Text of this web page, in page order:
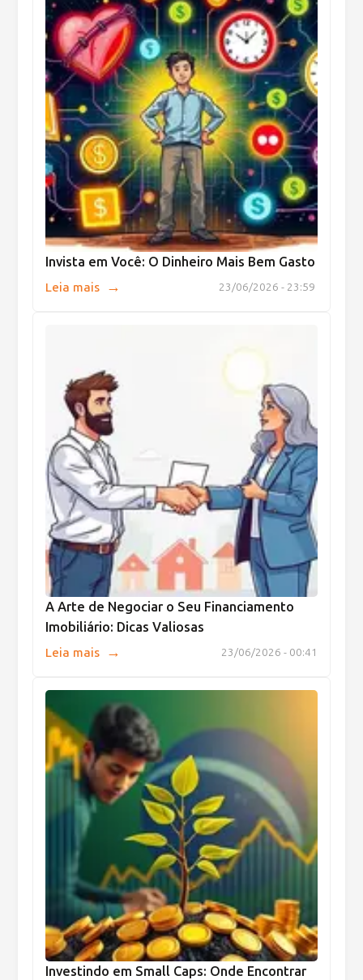
Invista em Você: O Dinheiro Mais Bem Gasto
23/06/2026 - 23:59
Leia mais →
A Arte de Negociar o Seu Financiamento
Imobiliário: Dicas Valiosas
23/06/2026 - 00:41
Leia mais →
Investindo em Small Caps: Onde Encontrar